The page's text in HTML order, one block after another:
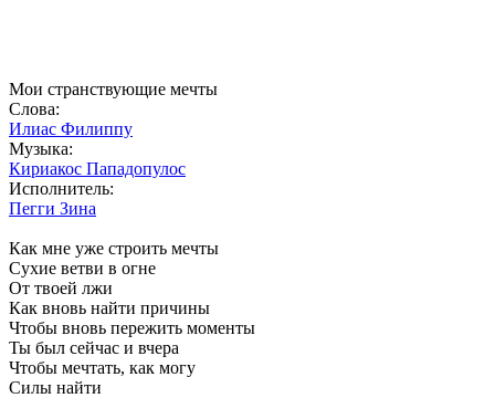
Мои странствующие мечты
Слова:
Илиас Филиппу
Музыка:
Кириакос Пападопулос
Исполнитель:
Пегги Зина
Как мне уже строить мечты
Сухие ветви в огне
От твоей лжи
Как вновь найти причины
Чтобы вновь пережить моменты
Ты был сейчас и вчера
Чтобы мечтать, как могу
Силы найти